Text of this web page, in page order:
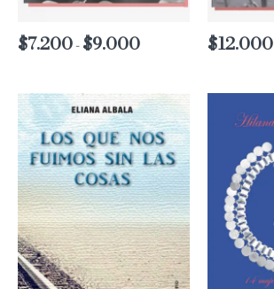
$7.200- $9.000Rango
$7.200
hasta
$9.000
$12.000